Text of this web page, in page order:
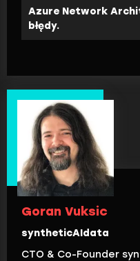
Azure Network
błędy.
Goran Vuksic
syntheticAIdata
CTO & Co-Founder